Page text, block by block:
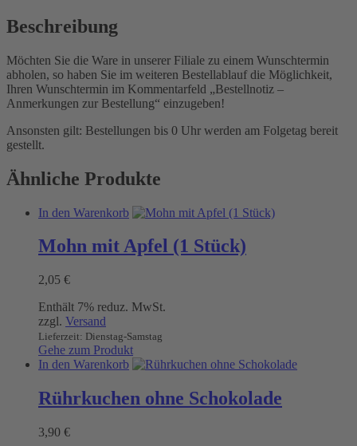
Beschreibung
Möchten Sie die Ware in unserer Filiale zu einem Wunschtermin
abholen, so haben Sie im weiteren Bestellablauf die Möglichkeit,
Ihren Wunschtermin im Kommentarfeld „Bestellnotiz –
Anmerkungen zur Bestellung“ einzugeben!
Ansonsten gilt: Bestellungen bis 0 Uhr werden am Folgetag bereit
gestellt.
Ähnliche Produkte
In den Warenkorb
Mohn mit Apfel (1 Stück)
2,05 €
Enthält 7% reduz. MwSt.
zzgl. Versand
Lieferzeit: Dienstag-Samstag
Gehe zum Produkt
In den Warenkorb
Rührkuchen ohne Schokolade
3,90 €